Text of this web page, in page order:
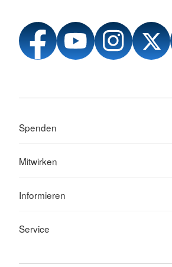
Spenden
Mitwirken
Informieren
Service